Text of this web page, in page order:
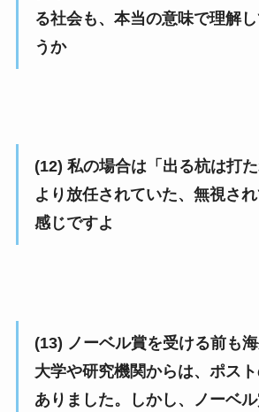
る社会も、本当の意味で理解
うか
(12) 私の場合は「出る杭は打
より放任されていた、無視さ
感じですよ
(13) ノーベル賞を受ける前も
大学や研究機関からは、ポス
ありました。しかし、ノーベ